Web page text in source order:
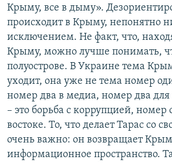
Крыму, все в дыму».
происходит в Крыму, непонятно
исключением. Не факт, что,
Крыму, можно лучше понимать,
полуострове. В Украине тема
уходит, она уже не тема номер
номер два в медиа, номер два
– это борьба с коррупцией, номер
востоке. То, что делает Тарас со
очень важно: он возвращает
информационное пространство.